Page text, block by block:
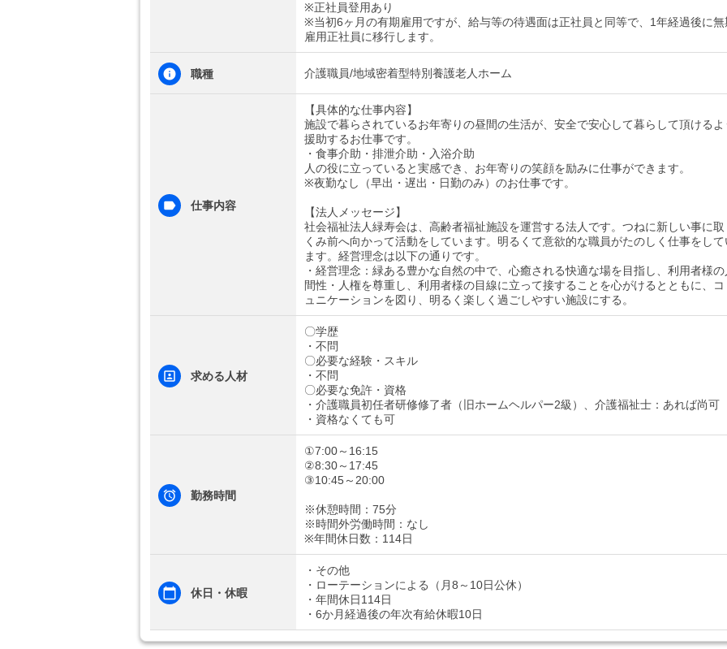
※正社員登用あり
※当初6ヶ月の有期雇用ですが、給与等の待遇面は正社員と同等で、1年経過後に無
雇用正社員に移行します。
職種 介護職員/地域密着型特別養護老人ホーム
仕事内容
【具体的な仕事内容】
施設で暮らされているお年寄りの昼間の生活が、安全で安心して暮らして頂けるよ
援助するお仕事です。
・食事介助・排泄介助・入浴介助
人の役に立っていると実感でき、お年寄りの笑顔を励みに仕事ができます。
※夜勤なし（早出・遅出・日勤のみ）のお仕事です。
【法人メッセージ】
社会福祉法人緑寿会は、高齢者福祉施設を運営する法人です。つねに新しい事に取
くみ前へ向かって活動をしています。明るくて意欲的な職員がたのしく仕事をして
ます。経営理念は以下の通りです。
・経営理念：緑ある豊かな自然の中で、心癒される快適な場を目指し、利用者様の
間性・人権を尊重し、利用者様の目線に立って接することを心がけるとともに、コ
ュニケーションを図り、明るく楽しく過ごしやすい施設にする。
求める人材
〇学歴
・不問
〇必要な経験・スキル
・不問
〇必要な免許・資格
・介護職員初任者研修修了者（旧ホームヘルパー2級）、介護福祉士：あれば尚可
・資格なくても可
勤務時間
①7:00～16:15
②8:30～17:45
③10:45～20:00
※休憩時間：75分
※時間外労働時間：なし
※年間休日数：114日
休日・休暇
・その他
・ローテーションによる（月8～10日公休）
・年間休日114日
・6か月経過後の年次有給休暇10日